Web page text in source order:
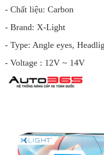
- Chất liệu: Carbon
- Brand: X-Light
- Type: Angle eyes,
- Voltage : 12V ~ 14V